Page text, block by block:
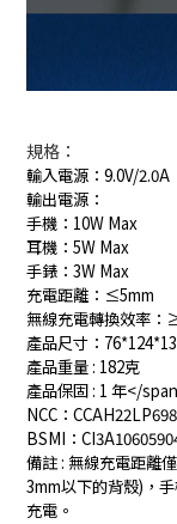
規格：
輸入電源：9.0V/2.0A
輸出電源：
手機：10W Max
耳機：5W Max
手錶：3W Max
充電距離：≤5mm
無線充電轉換效率：
產品尺寸：
產品重量 : 182克
產品保固 : 1 年</
NCC：
BSMI：
備註 : 無線充電距離
3mm以下的背殼)，
充電。